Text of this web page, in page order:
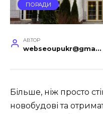
ПОРАДИ
АВТОР
webseoupukr@gmail.com
Більше, ніж просто
новобудові та